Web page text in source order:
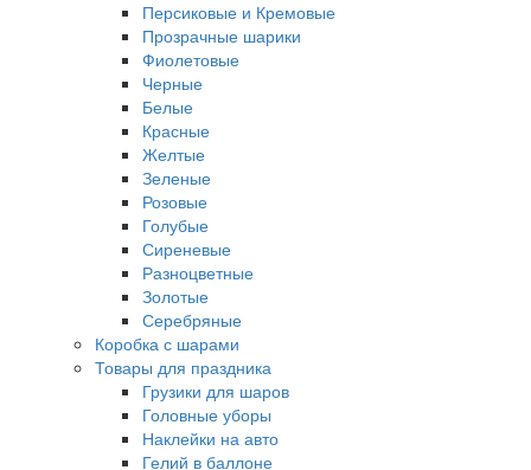
Персиковые и Кремовые
Прозрачные шарики
Фиолетовые
Черные
Белые
Красные
Желтые
Зеленые
Розовые
Голубые
Сиреневые
Разноцветные
Золотые
Серебряные
Коробка с шарами
Товары для праздника
Грузики для шаров
Головные уборы
Наклейки на авто
Гелий в баллоне